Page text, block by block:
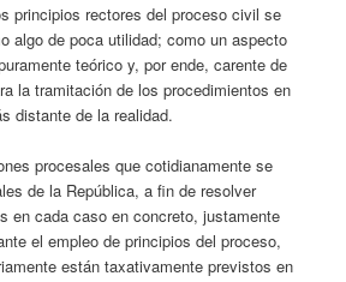
principios rectores del proceso civil se
algo de poca utilidad; como un aspecto
teórico y, por ende, carente de
la tramitación de los procedimientos en
distante de la realidad.
procesales que cotidianamente se
de la República, a fin de resolver
en cada caso en concreto, justamente
el empleo de principios del proceso,
están taxativamente previstos en